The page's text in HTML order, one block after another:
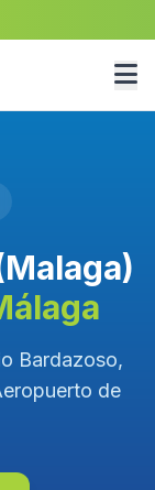
Bardazoso,
de